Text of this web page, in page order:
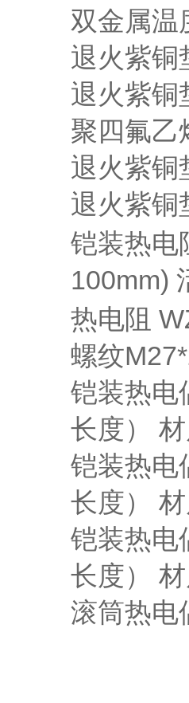
双金属温
退火紫铜
退火紫铜
聚四氟乙
退火紫铜
退火紫铜
铠装热电
100mm)
热电阻
螺纹
铠装热电
长度）
铠装热电
长度）
铠装热电
长度）
滚筒热电